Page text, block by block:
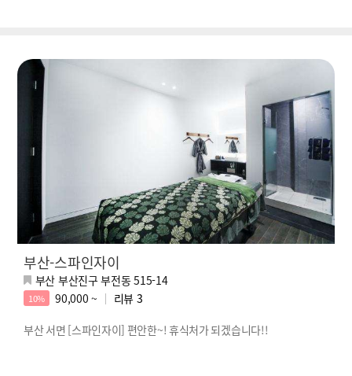
부산-스파인자이
부산 부산진구 부전동 515-14
10% 90,000 ~ 리뷰 3
부산 서면 [스파인자이] 편안한~! 휴식처가 되겠습니다!!